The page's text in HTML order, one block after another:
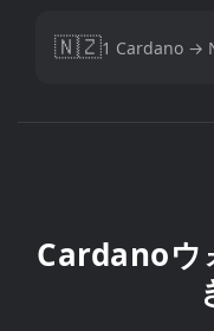
🇳🇿1 Cardano →
Cardanoウ